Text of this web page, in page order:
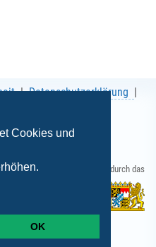
Cookies und
OK
Datenschutzerklärung
Gefördert durch das